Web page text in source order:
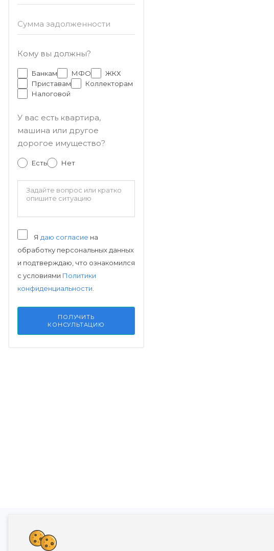
Сумма задолженности
Кому вы должны?
Банкам МФО
ЖКХ
Приставам
Коллекторам
Налоговой
У вас есть квартира,
машина или другое
дорогое имущество?
Есть Нет
Я даю согласие на
обработку персональных данных
и подтверждаю, что ознакомился
с условиями Политики
конфиденциальности.
ПОЛУЧИТЬ
КОНСУЛЬТАЦИЮ
Банкротство влечет негативные последствия, в